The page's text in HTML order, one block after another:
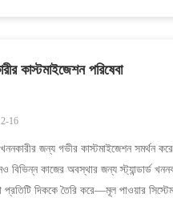
কাস্টমাইজেশন পরিষেবা
16
জন্য গভীর কাস্টমাইজেশন সমর্থন
বিভিন্ন কাজের অবস্থার জন্য স্ট্যান্ডার্ড
প্রতিটি দিককে তৈরি করে—মূল পাওয়ার